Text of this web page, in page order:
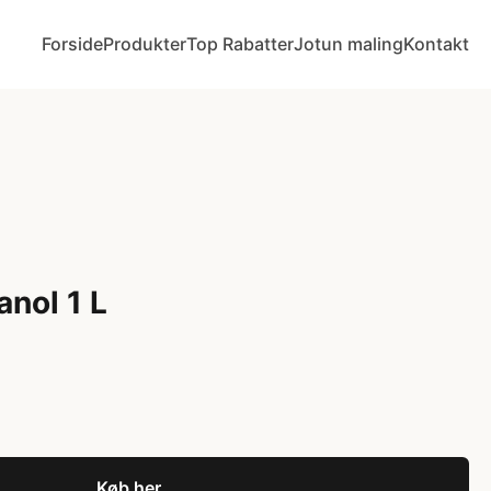
ForsideProdukterTop RabatterJotun malingKontakt
1 L